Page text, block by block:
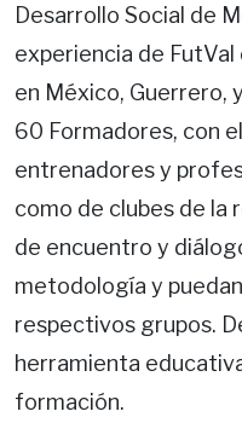
Desarrollo Social de
experiencia de
en México, Guerrero,
60 Formadores, con
entrenadores y
como de clubes de la
de encuentro y
metodología y
respectivos grupos.
herramienta
formación.